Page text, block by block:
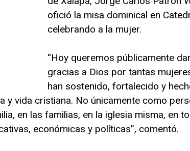
ofició la misa dominical en
celebrando a la mujer.
“Hoy queremos públicamente
gracias a Dios por tantas
han sostenido, fortalecido y
y vida cristiana. No únicamente como
en las familias, en la iglesia misma, en
económicas y políticas”, comentó.